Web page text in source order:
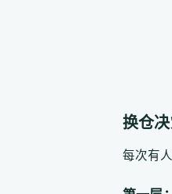
换仓
每次有